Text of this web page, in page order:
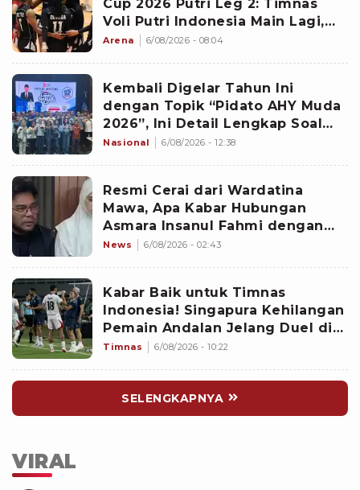
Cup 2026 Putri Leg 2: Timnas
Voli Putri Indonesia Main Lagi,
Langsung Hadapi Vietnam
Arena 6/08/2026 - 08:04
Kembali Digelar Tahun Ini
dengan Topik “Pidato AHY Muda
2026”, Ini Detail Lengkap Soal
Lomba Rakyat
Nasional 6/08/2026 - 12:38
Resmi Cerai dari Wardatina
Mawa, Apa Kabar Hubungan
Asmara Insanul Fahmi dengan
Inara Rusli?
News 6/08/2026 - 02:43
Kabar Baik untuk Timnas
Indonesia! Singapura Kehilangan
Pemain Andalan Jelang Duel di
Piala AFF 2026
Timnas 6/08/2026 - 10:22
SELENGKAPNYA
VIRAL